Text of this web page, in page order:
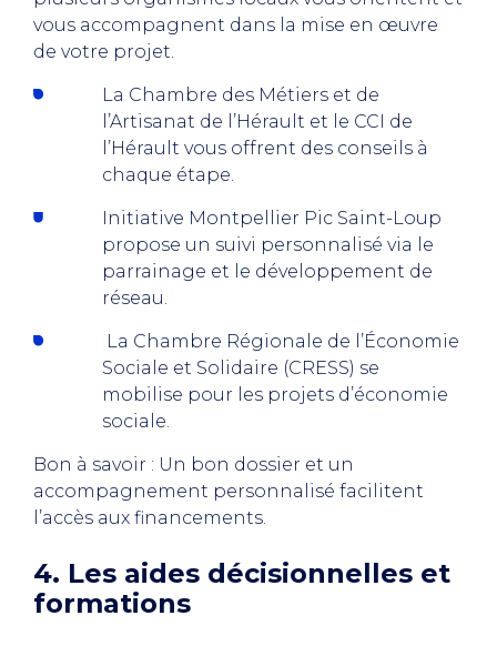
vous accompagnent dans la mise en œuvre
de votre projet.
La Chambre des Métiers et de
l’Artisanat de l’Hérault et le CCI de
l’Hérault vous offrent des conseils à
chaque étape.
Initiative Montpellier Pic Saint-Loup
propose un suivi personnalisé via le
parrainage et le développement de
réseau.
La Chambre Régionale de l’Économie
Sociale et Solidaire (CRESS) se
mobilise pour les projets d’économie
sociale.
Bon à savoir : Un bon dossier et un
accompagnement personnalisé facilitent
l’accès aux financements.
4. Les aides décisionnelles et
formations